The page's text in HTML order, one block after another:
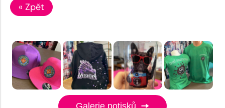
« Zpět
Galerie potisků